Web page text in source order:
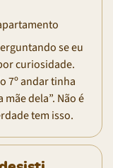
se eu
curiosidade.
7º andar tinha
dela”. Não é
tem isso.